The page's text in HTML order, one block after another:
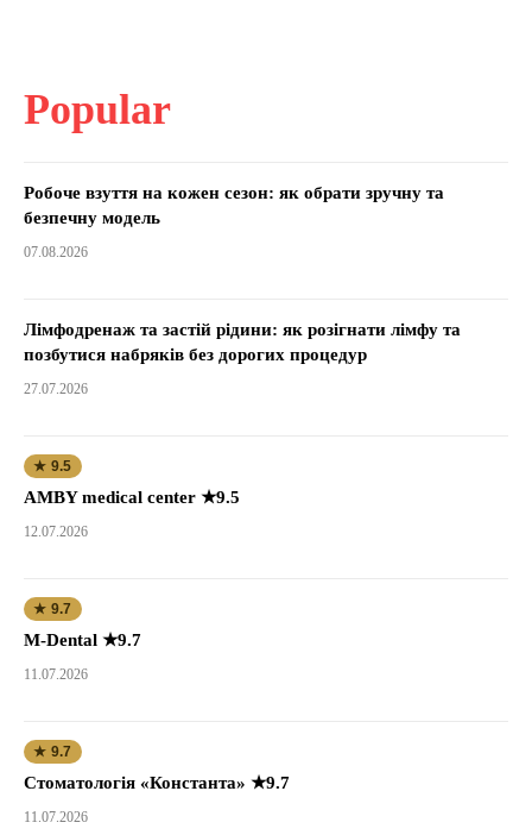
Popular
Робоче взуття на кожен сезон: як обрати зручну та
безпечну модель
07.08.2026
Лімфодренаж та застій рідини: як розігнати лімфу та
позбутися набряків без дорогих процедур
27.07.2026
★ 9.5
AMBY medical center ★9.5
12.07.2026
★ 9.7
M-Dental ★9.7
11.07.2026
★ 9.7
Стоматологія «Константа» ★9.7
11.07.2026